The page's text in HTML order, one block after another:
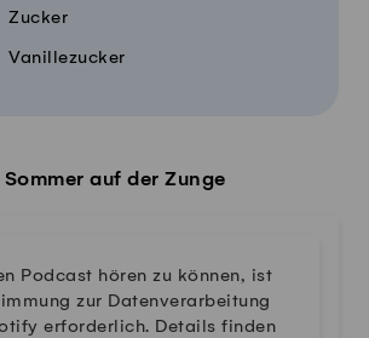
Zucker
Vanillezucker
auf der Zunge
Podcast hören zu können, ist
zur Datenverarbeitung
erforderlich. Details finden